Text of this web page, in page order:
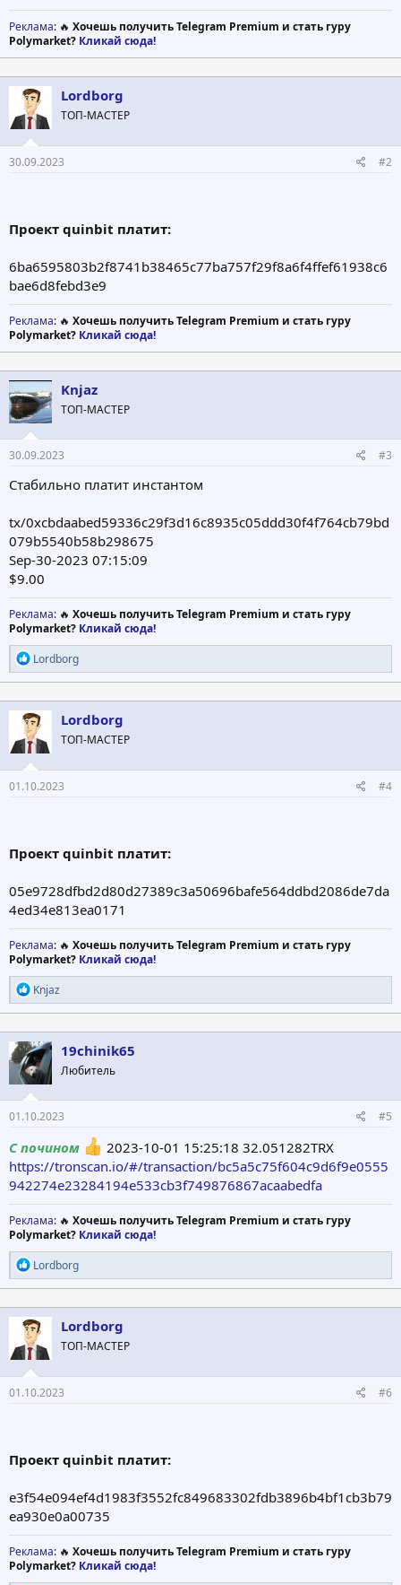
Реклама: 🔥 Хочешь получить Telegram Premium и стать гуру
Polymarket? Кликай сюда!
Lordborg
ТОП-МАСТЕР
30.09.2023 #2
Проект quinbit платит:
6ba6595803b2f8741b38465c77ba757f29f8a6f4ffef61938c6
bae6d8febd3e9
Реклама: 🔥 Хочешь получить Telegram Premium и стать гуру
Polymarket? Кликай сюда!
Knjaz
ТОП-МАСТЕР
30.09.2023 #3
Стабильно платит инстантом
tx/0xcbdaabed59336c29f3d16c8935c05ddd30f4f764cb79bd
079b5540b58b298675
Sep-30-2023 07:15:09
$9.00
Реклама: 🔥 Хочешь получить Telegram Premium и стать гуру
Polymarket? Кликай сюда!
Р
е
а
к
ц
и
и
Lordborg
Lordborg
ТОП-МАСТЕР
01.10.2023 #4
Проект quinbit платит:
05e9728dfbd2d80d27389c3a50696bafe564ddbd2086de7da
4ed34e813ea0171
Реклама: 🔥 Хочешь получить Telegram Premium и стать гуру
Polymarket? Кликай сюда!
Р
е
а
к
ц
и
и
:
Knjaz
19chinik65
Любитель
01.10.2023 #5
С почином
2023-10-01 15:25:18 32.051282TRX
https://tronscan.io/#/transaction/bc5a5c75f604c9d6f9e0555
942274e23284194e533cb3f749876867acaabedfa
Реклама: 🔥 Хочешь получить Telegram Premium и стать гуру
Polymarket? Кликай сюда!
Р
е
а
к
ц
и
и
Lordborg
Lordborg
ТОП-МАСТЕР
01.10.2023 #6
Проект quinbit платит:
e3f54e094ef4d1983f3552fc849683302fdb3896b4bf1cb3b79
ea930e0a00735
Реклама: 🔥 Хочешь получить Telegram Premium и стать гуру
Polymarket? Кликай сюда!